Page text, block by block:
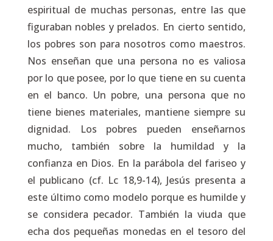
espiritual de muchas personas, entre las que
figuraban nobles y prelados. En cierto sentido,
los pobres son para nosotros como maestros.
Nos enseñan que una persona no es valiosa
por lo que posee, por lo que tiene en su cuenta
en el banco. Un pobre, una persona que no
tiene bienes materiales, mantiene siempre su
dignidad. Los pobres pueden enseñarnos
mucho, también sobre la humildad y la
confianza en Dios. En la parábola del fariseo y
el publicano (cf. Lc 18,9-14), Jesús presenta a
este último como modelo porque es humilde y
se considera pecador. También la viuda que
echa dos pequeñas monedas en el tesoro del